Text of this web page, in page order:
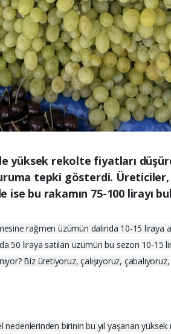
yüksek rekolte fiyatları
tepki gösterdi. Üreticiler,
ise bu rakamın 75-100 lirayı
rağmen üzümün dalında 10-15 liraya
50 liraya satılan üzümün bu sezon 10-
Biz üretiyoruz, çalışıyoruz,
birinin bu yıl yaşanan